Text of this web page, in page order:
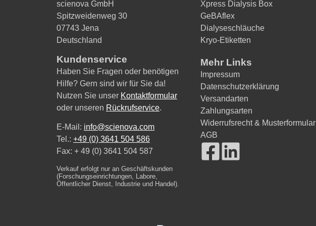
scienova GmbH
Spitzweidenweg 30
07743 Jena
Deutschland
Kundenservice
Haben Sie Fragen oder benötigen
Hilfe? Gern sind wir für Sie da!
Nutzen Sie unser Kontaktformular
oder unseren Rückrufservice.
E-Mail: info@scienova.com
Tel.: +49 (0) 3641 504 586
Fax: + 49 (0) 3641 504 587
Verkauf erfolgt nur an Geschäftskunden
(Forschungseinrichtungen, Labore,
Öffentlicher Dienst, Industrie und Handel).
Xpress Dialysis Box
GeBAflex
Dialyseschläuche
Kryo-Etiketten
Mehr Links
Impressum
Datenschutzerklärung
Versandarten
Zahlungsarten
Widerrufsrecht & Musterformular
AGB